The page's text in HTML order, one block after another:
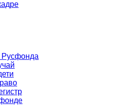
Русфонда